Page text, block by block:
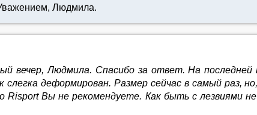
Людмила.
вечер, Людмила. Спасибо за ответ. На последней
слегка деформирован. Размер сейчас в самый раз,
Risport Вы не рекомендуете. Как быть с лезвиями